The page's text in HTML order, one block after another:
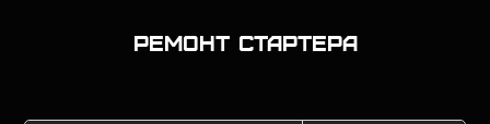
Ремонт стартера